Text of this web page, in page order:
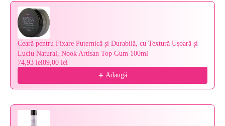
Use the Previous and Next buttons to navigate through product
Ceară pentru Fixare Puternică și Durabilă, cu Textură Ușoară și
Luciu Natural, Nook Artisan Top Gum 100ml
74,93 lei89,00 lei
Adaugă